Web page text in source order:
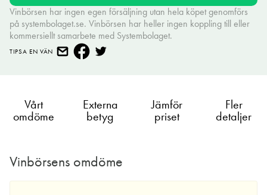
Vinbörsen har ingen egen försäljning utan hela köpet genomförs
på systembolaget.se. Vinbörsen har heller ingen koppling till eller
kommersiellt samarbete med Systembolaget.
TIPSA EN VÄN
Vårt
omdöme
Externa
betyg
Jämför
priset
Fler
detaljer
Vinbörsens omdöme